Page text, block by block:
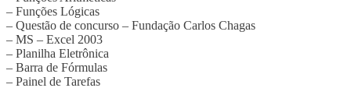
– Funções Lógicas
– Questão de concurso – Fundação Carlos Chagas
– MS – Excel 2003
– Planilha Eletrônica
– Barra de Fórmulas
– Painel de Tarefas